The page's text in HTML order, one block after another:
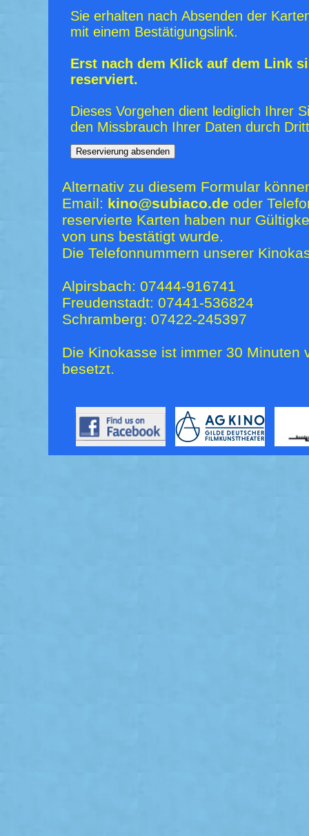
Sie erhalten nach Absenden der
mit einem Bestätigungslink.
Erst nach dem Klick auf dem Link
reserviert.
Dieses Vorgehen dient lediglich Ihrer
den Missbrauch Ihrer Daten durch
Alternativ zu diesem Formular
Email: kino@subiaco.de oder
reservierte Karten haben nur
von uns bestätigt wurde.
Die Telefonnummern unserer
Alpirsbach: 07444-916741
Freudenstadt: 07441-536824
Schramberg: 07422-245397
Die Kinokasse ist immer 30 Minuten
besetzt.